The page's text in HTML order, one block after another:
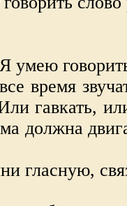
умею
время
гавкать,
должна
гласную,